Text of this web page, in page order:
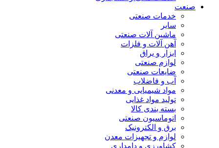
صنعت
خدمات صنعتی
سایر
ماشین آلات صنعتی
آهن آلات و فلزات
ابزار و یراق
لوازم صنعتی
ضایعات صنعتی
آب و فاضلاب
مواد شیمیایی و معدنی
تولید مواد غذایی
بسته بندی کالا
اتوماسیون صنعتی
برق و الکترونیک
لوازم و تجهیزات معدن
کشاورزی و دامداری